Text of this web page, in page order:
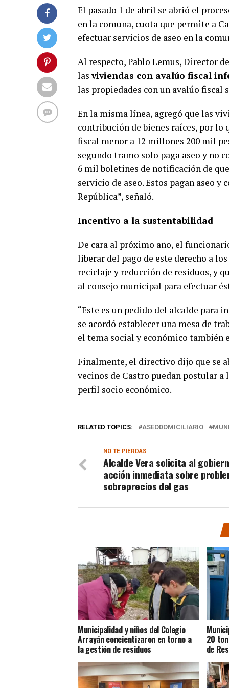
El pasado 1 de abril se abrió el
en la comuna, cuota que permite a
efectuar servicios de aseo en la
Al respecto, Pablo Lemus, Director
lasviviendas con avalúo fiscal
las propiedades con un avalúo fiscal
En la misma línea, agregó que las
contribución de bienes raíces, por lo
fiscal menor a 12 millones 200 mil
segundo tramo solo paga aseo y no
6 mil boletines de notificación de
servicio de aseo. Estos pagan aseo
República”, señaló.
Incentivo a la sustentabilidad
De cara al próximo año, el
liberar del pago de este derecho a
reciclaje y reducción de residuos, y
al consejo municipal para efectuar
“Este es un pedido del alcalde para
se acordó establecer una mesa de
el tema social y económico también
Finalmente, el directivo dijo que se
vecinos de Castro puedan postular a
perfil socio económico.
RELATED TOPICS: ASEODOMICILIARIO
NO TE PIERDAS
Alcalde Vera solicita al
acción inmediata sobre
sobreprecios del gas
Municipalidad y niños del Colegio
Arrayán concientizaron en torno a
la gestión de residuos
20
de